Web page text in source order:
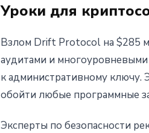
Уроки для
Взлом Drift Protocol на $285
аудитами и
к административному ключу.
обойти любые программные
Эксперты по безопасности